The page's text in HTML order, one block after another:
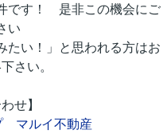
です！ 是非この機会にご
い
たい！」と思われる方はお
さい。
せ】
マルイ不動産